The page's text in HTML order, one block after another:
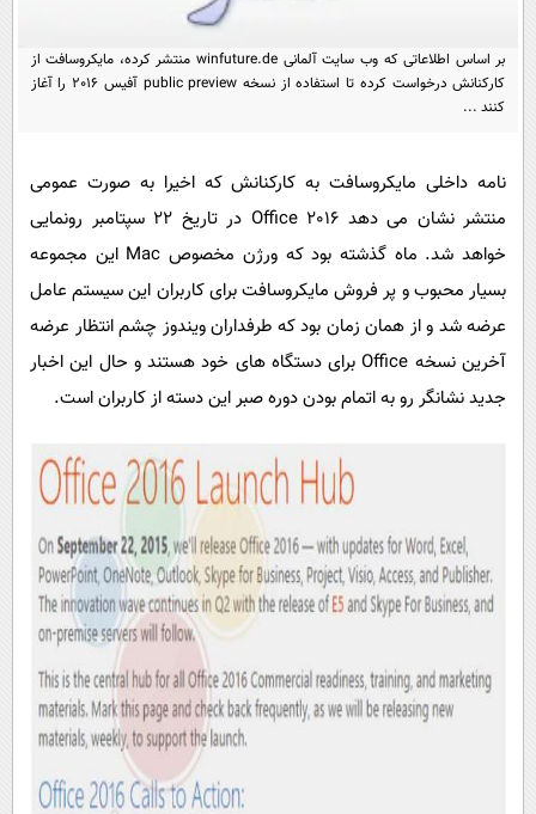
یک برش دانایی
علم و دانش
اخبار کریپتو
سرگرمی
فیلم
اقتصاد
سیاست
سرگرمی
فناوری
حوادث
محیط زیست
سلامت
بین الملل
اجتماعی
سیاست خارجی
عصر ایران 2
خواندنی ها و دیدنی ها
داستان کوتاه
پیامک
روانشناسی
آشپزی
دانلود
آموزش زبان
بر اساس اطلاعاتی که وب سایت آلمانی winfuture.de منتشر کرده، مایکروسافت از
کارکنانش درخواست کرده تا استفاده از نسخه public preview آفیس 2016 را آغاز
کنند ...
نامه داخلی مایکروسافت به کارکنانش که اخیرا به صورت عمومی
منتشر نشان می دهد Office 2016 در تاریخ 22 سپتامبر رونمایی
خواهد شد. ماه گذشته بود که ورژن مخصوص Mac این مجموعه
بسیار محبوب و پر فروش مایکروسافت برای کاربران این سیستم عامل
عرضه شد و از همان زمان بود که طرفداران ویندوز چشم انتظار عرضه
آخرین نسخه Office برای دستگاه های خود هستند و حال این اخبار
جدید نشانگر رو به اتمام بودن دوره صبر این دسته از کاربران است.